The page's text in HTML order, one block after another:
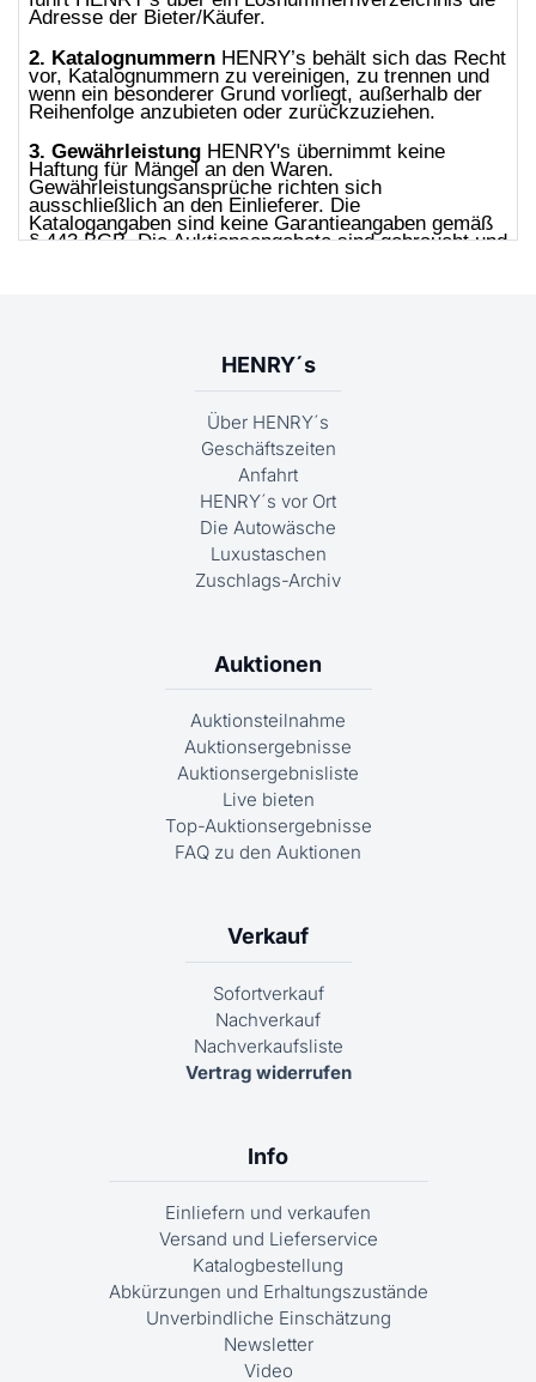
HENRY´s
Über HENRY´s
Geschäftszeiten
Anfahrt
HENRY´s vor Ort
Die Autowäsche
Luxustaschen
Zuschlags-Archiv
Auktionen
Auktionsteilnahme
Auktionsergebnisse
Auktionsergebnisliste
Live bieten
Top-Auktionsergebnisse
FAQ zu den Auktionen
Verkauf
Sofortverkauf
Nachverkauf
Nachverkaufsliste
Vertrag widerrufen
Info
Einliefern und verkaufen
Versand und Lieferservice
Katalogbestellung
Abkürzungen und Erhaltungszustände
Unverbindliche Einschätzung
Newsletter
Video